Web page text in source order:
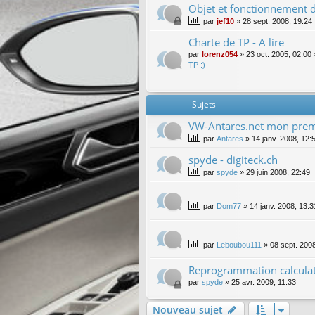
Objet et fonctionnement
par jef10 » 28 sept. 2008, 19:24
Charte de TP - A lire
par lorenz054 » 23 oct. 2005, 02:00
TP :)
Sujets
VW-Antares.net mon
par Antares » 14 janv. 2008,
spyde - digiteck.ch
par spyde » 29 juin 2008, 22:49
par Dom77 » 14 janv. 2008,
par Leboubou111 » 08 sept.
Reprogrammation
par spyde » 25 avr. 2009, 11:33
Nouveau sujet